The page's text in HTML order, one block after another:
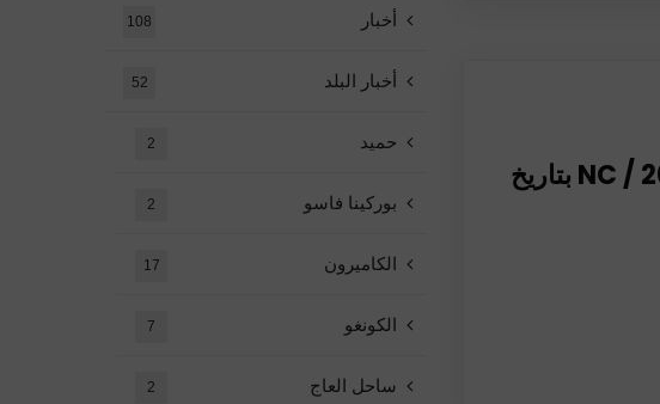
المنشور رقم 09 NC / 2025 بتاريخ
أخبار 108
أخبار البلد 52
حميد 2
بوركينا فاسو 2
الكاميرون 17
الكونغو 7
ساحل العاج 2